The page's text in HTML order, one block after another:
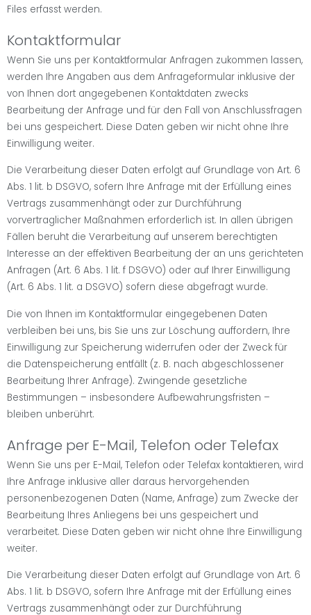
Files erfasst werden.
Kontaktformular
Wenn Sie uns per Kontaktformular Anfragen zukommen lassen,
werden Ihre Angaben aus dem Anfrageformular inklusive der
von Ihnen dort angegebenen Kontaktdaten zwecks
Bearbeitung der Anfrage und für den Fall von Anschlussfragen
bei uns gespeichert. Diese Daten geben wir nicht ohne Ihre
Einwilligung weiter.
Die Verarbeitung dieser Daten erfolgt auf Grundlage von Art. 6
Abs. 1 lit. b DSGVO, sofern Ihre Anfrage mit der Erfüllung eines
Vertrags zusammenhängt oder zur Durchführung
vorvertraglicher Maßnahmen erforderlich ist. In allen übrigen
Fällen beruht die Verarbeitung auf unserem berechtigten
Interesse an der effektiven Bearbeitung der an uns gerichteten
Anfragen (Art. 6 Abs. 1 lit. f DSGVO) oder auf Ihrer Einwilligung
(Art. 6 Abs. 1 lit. a DSGVO) sofern diese abgefragt wurde.
Die von Ihnen im Kontaktformular eingegebenen Daten
verbleiben bei uns, bis Sie uns zur Löschung auffordern, Ihre
Einwilligung zur Speicherung widerrufen oder der Zweck für
die Datenspeicherung entfällt (z. B. nach abgeschlossener
Bearbeitung Ihrer Anfrage). Zwingende gesetzliche
Bestimmungen – insbesondere Aufbewahrungsfristen –
bleiben unberührt.
Anfrage per E-Mail, Telefon oder Telefax
Wenn Sie uns per E-Mail, Telefon oder Telefax kontaktieren, wird
Ihre Anfrage inklusive aller daraus hervorgehenden
personenbezogenen Daten (Name, Anfrage) zum Zwecke der
Bearbeitung Ihres Anliegens bei uns gespeichert und
verarbeitet. Diese Daten geben wir nicht ohne Ihre Einwilligung
weiter.
Die Verarbeitung dieser Daten erfolgt auf Grundlage von Art. 6
Abs. 1 lit. b DSGVO, sofern Ihre Anfrage mit der Erfüllung eines
Vertrags zusammenhängt oder zur Durchführung